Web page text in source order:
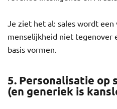
Je ziet het al: sales wordt
menselijkheid niet tegenover
basis vormen.
5. Personalisatie op
(en generiek is